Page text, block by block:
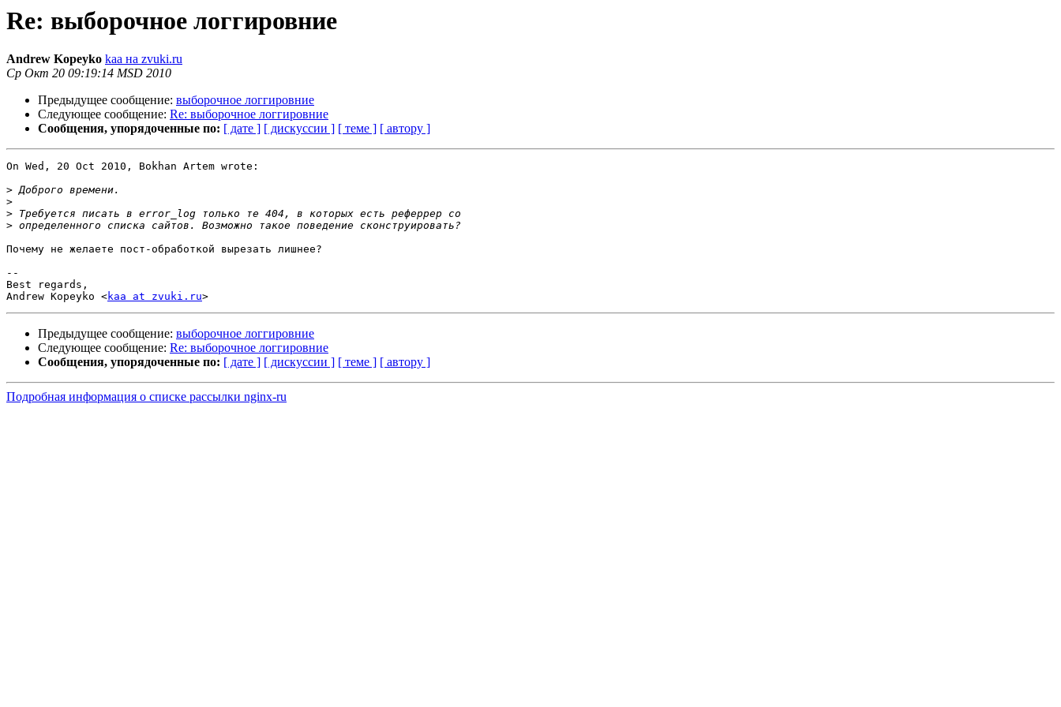
Re: выборочное логгировние
Andrew Kopeyko kaa на zvuki.ru
Ср Окт 20 09:19:14 MSD 2010
Предыдущее сообщение: выборочное логгировние
Следующее сообщение: Re: выборочное логгировние
Сообщения, упорядоченные по: [ дате ] [ дискуссии ] [ теме ] [ автору ]
On Wed, 20 Oct 2010, Bokhan Artem wrote:
>
>
>
>
Почему не желаете пост-обработкой вырезать лишнее?
--
Best regards,
Andrew Kopeyko <kaa at zvuki.ru
Предыдущее сообщение: выборочное логгировние
Следующее сообщение: Re: выборочное логгировние
Сообщения, упорядоченные по: [ дате ] [ дискуссии ] [ теме ] [ автору ]
Подробная информация о списке рассылки nginx-ru